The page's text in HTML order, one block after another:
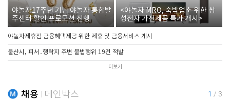
야놀자17주년 기념 야놀자 통합발
주센터 할인 프로모션 진행
<야놀자 MRO, 숙박업소 위한 삼
성전자 가전제품 특가 개시>
야놀자제휴점 금융혜택제공 위한 제휴 및 금융서비스 게시
울산시, 피서․행락지 주변 불법행위 19건 적발
더보기
채용 메인박스 1 / 3